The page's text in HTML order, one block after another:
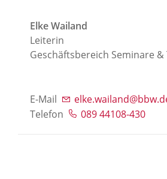
Elke Wailand
Leiterin
Geschäftsbereich Seminare &
E-Mail
Telefon
089 44108-430